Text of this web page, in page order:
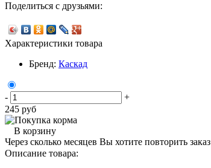
Поделиться с друзьями:
Характеристики товара
Бренд: Каскад
-
+
245 руб
В корзину
Через сколько месяцев Вы хотите повторить заказ
Описание товара: